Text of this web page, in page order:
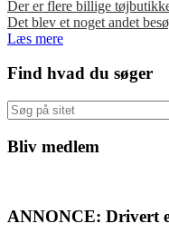
Der er flere billige
Det blev et noget andet
Læs mere
Primær
Sidebar
Find hvad du søger
Søg
på
sitet
Bliv medlem
ANNONCE: Drivert